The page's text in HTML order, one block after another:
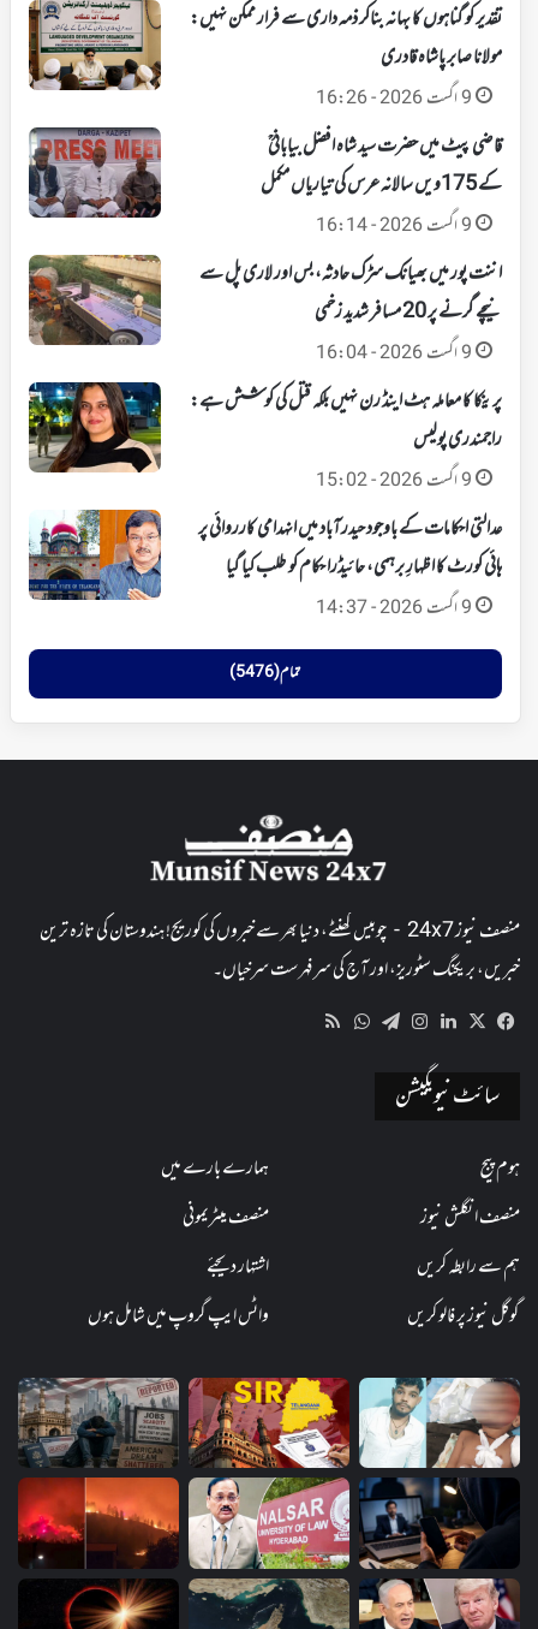
تقدیر کو گناہوں کا بہانہ بناکر ذمہ داری سے فرار ممکن نہیں:
مولانا صابر پاشاہ قادری
9 اگست 2026 - 16:26
قاضی پیٹ میں حضرت سید شاہ افضل بیابانیؒ
کے 175ویں سالانہ عرس کی تیاریاں مکمل
9 اگست 2026 - 16:14
اننت پور میں بھیانک سڑک حادثہ، بس اور لاری پل سے
نیچے گرنے پر 20 مسافر شدید زخمی
9 اگست 2026 - 16:04
پرینکا کا معاملہ ہٹ اینڈ رن نہیں بلکہ قتل کی کوشش ہے:
راجمندری پولیس
9 اگست 2026 - 15:02
عدالتی احکامات کے باوجود حیدرآباد میں انہدامی کارروائی پر
ہائی کورٹ کا اظہارِ برہمی، حائیڈرا حکام کو طلب کیا گیا
9 اگست 2026 - 14:37
تمام (5476)
منصف نیوز 24x7 - چوبیس گھنٹے، دنیا بھر سے خبروں کی کوریج! ہندوستان کی تازہ ترین
خبریں، بریکنگ سٹوریز، اور آج کی سرفہرست سرخیاں۔
Facebook
X
LinkedIn
Instagram
Telegram
WhatsApp
سائٹ نیویگیشن
ہوم پیج
ہمارے بارے میں
منصف انگلش نیوز
منصف میٹریمونی
ہم سے رابطہ کریں
اشتہار دیجئے
گوگل نیوز پر فالو کریں
واٹس ایپ گروپ میں شامل ہوں